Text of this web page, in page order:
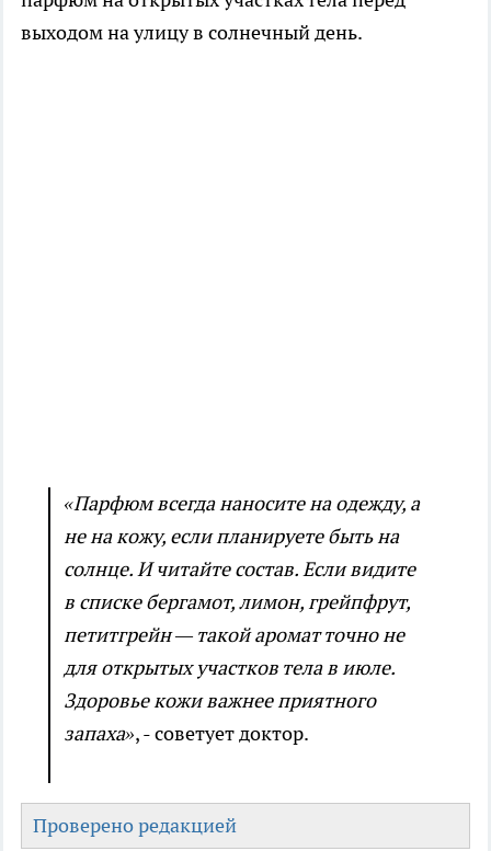
выходом на улицу в солнечный день.
«Парфюм всегда наносите на одежду, а
не на кожу, если планируете быть на
солнце. И читайте состав. Если видите
в списке бергамот, лимон, грейпфрут,
петитгрейн — такой аромат точно не
для открытых участков тела в июле.
Здоровье кожи важнее приятного
запаха», - советует доктор.
Проверено редакцией